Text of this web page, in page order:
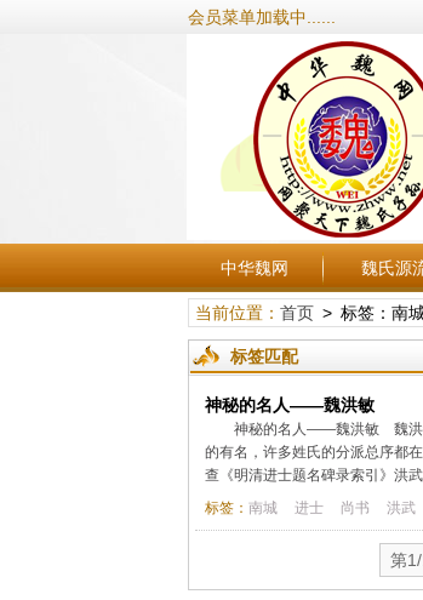
会员菜单加载中......
中华魏网 魏氏源
当前位置： 首页> 标签：南
标签匹配
神秘的名人——魏洪敏
神秘的名人——魏洪敏 魏洪
的有名，许多姓氏的分派总序都
查《明清进士题名碑录索引》洪
标签： 南城 进士 尚书 洪武
第